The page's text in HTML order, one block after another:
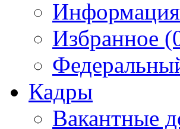
Информация
Избранное
Кадры
Вакантные